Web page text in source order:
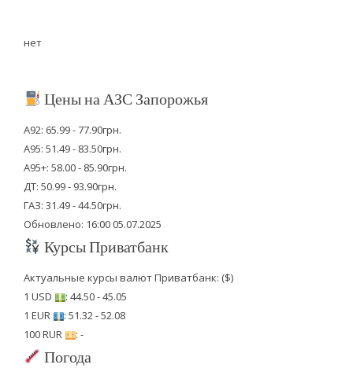
нет
Цены на АЗС Запорожья
А92: 65.99 - 77.90грн.
А95: 51.49 - 83.50грн.
А95+: 58.00 - 85.90грн.
ДТ: 50.99 - 93.90грн.
ГАЗ: 31.49 - 44.50грн.
Обновлено: 16:00 05.07.2025
Курсы Приватбанк
Актуальные курсы валют Приватбанк: ($)
1 USD
: 44.50 - 45.05
1 EUR
: 51.32 - 52.08
100 RUR
: -
Погода